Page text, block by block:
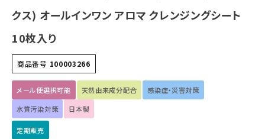
キッズ・ベビー・マタニティ
キッチン用品
フード・ドリンク
ブランド
定期購入
クス) オールインワン アロマ クレンジングシート
10枚入り
商品番号 100003266
メール便選択可能 天然由来成分配合
感染症・災害対策
水質汚染対策
日本製
定期販売